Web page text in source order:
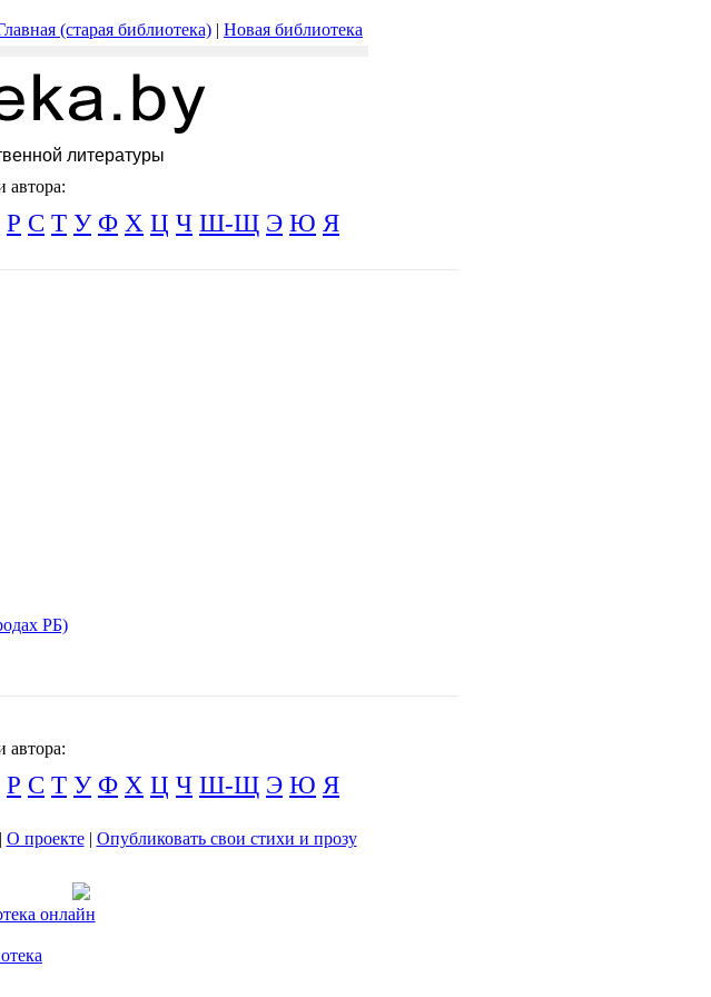
(старая библиотека) | Новая библиотека
литературы
автора:
Р С Т У Ф Х Ц Ч Ш-Щ Э Ю Я
РБ)
автора:
Р С Т У Ф Х Ц Ч Ш-Щ Э Ю Я
О проекте| Опубликовать свои стихи и прозу